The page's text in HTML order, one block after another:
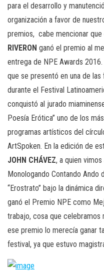
para el desarrollo y
organización a favor de
premios, cabe mencionar
RIVERON ganó el premio al
entrega de NPE Awards
que se presentó en una de
durante el Festival
conquistó al jurado
Poesía Erótica” uno de los
programas artísticos del
ArtSpoken. En la edición de
JOHN CHÁVEZ, a quien
Monologando Contando Ando
“Erostrato” bajo la dinámica
ganó el Premio NPE como
trabajo, cosa que celebramos
ese premio lo merecía ganar
festival, ya que estuvo